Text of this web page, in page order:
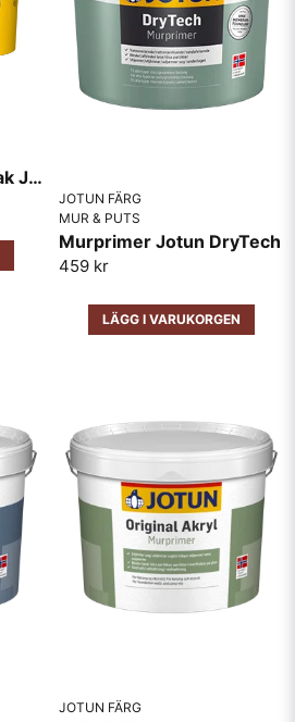
Dammbinder Vägg/Tak Jotun 10L
JOTUN FÄRG
MUR & PUTS
Murprimer Jotun DryTech
459 kr
LÄGG I VARUKORGEN
JOTUN FÄRG